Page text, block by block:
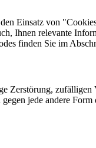
Einsatz von
Ihnen relevante
finden Sie im
Zerstörung,
jede andere